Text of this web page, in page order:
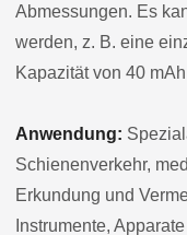
Abmessungen. Es
werden, z. B. eine
Kapazität von 40
Anwendung:
Schienenverkehr,
Erkundung und
Instrumente,